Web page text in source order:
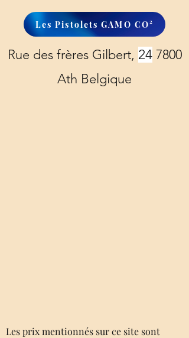
Les Pistolets GAMO CO²
Rue des frères Gilbert, 247800
Ath Belgique
Les prix mentionnés sur ce site sont